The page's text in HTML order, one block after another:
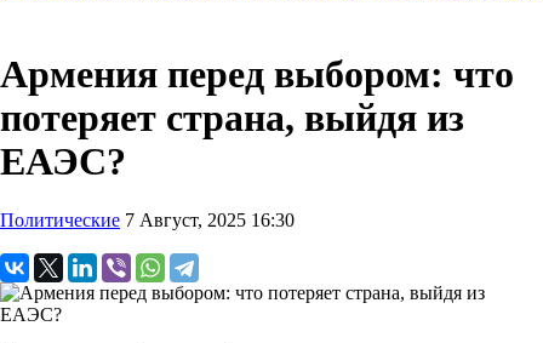
Армения перед выбором: что
потеряет страна, выйдя из
ЕАЭС?
Политические 7 Август, 2025 16:30